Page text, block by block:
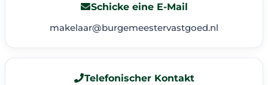
Schicke eine E-Mail
makelaar@burgemeestervastgoed.nl
Telefonischer Kontakt